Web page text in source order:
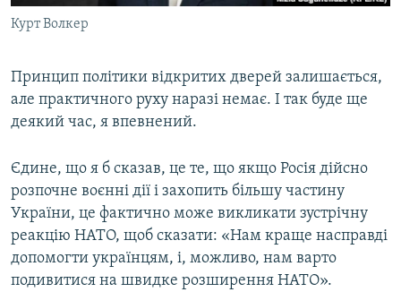
Курт Волкер
Принцип політики відкритих дверей залишається,
але практичного руху наразі немає. І так буде ще
деякий час, я впевнений.
Єдине, що я б сказав, це те, що якщо Росія дійсно
розпочне воєнні дії і захопить більшу частину
України, це фактично може викликати зустрічну
реакцію НАТО, щоб сказати: «Нам краще насправді
допомогти українцям, і, можливо, нам варто
подивитися на швидке розширення НАТО».